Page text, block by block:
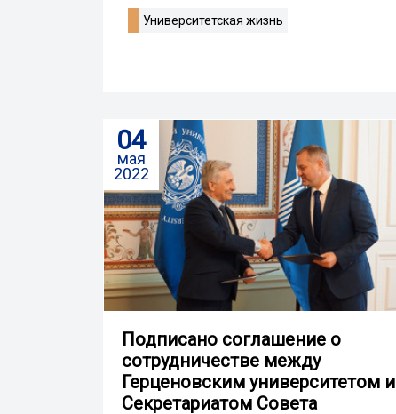
Университетская жизнь
04
мая
2022
Подписано соглашение о
сотрудничестве между
Герценовским университетом и
Секретариатом Совета